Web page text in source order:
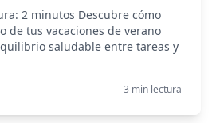
2 minutos Descubre cómo
de tus vacaciones de verano
saludable entre tareas y
3 min lectura